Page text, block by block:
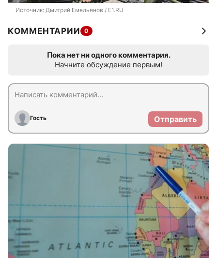
Источник: Дмитрий Емельянов / E1.RU
КОММЕНТАРИИ 0
Пока нет ни одного комментария.
Начните обсуждение первым!
Гость Отправить